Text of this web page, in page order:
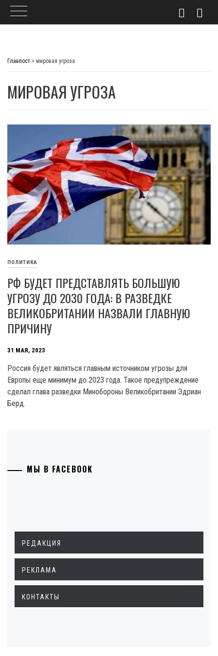
Главпост > мировая угроза
МИРОВАЯ УГРОЗА
ПОЛИТИКА
РФ БУДЕТ ПРЕДСТАВЛЯТЬ БОЛЬШУЮ
УГРОЗУ ДО 2030 ГОДА: В РАЗВЕДКЕ
ВЕЛИКОБРИТАНИИ НАЗВАЛИ ГЛАВНУЮ
ПРИЧИНУ
31 МАЯ, 2023
Россия будет являться главным источником угрозы для
Европы еще минимум до 2023 года. Такое предупреждение
сделал глава разведки Минобороны Великобритании Эдриан
Берд.
МЫ В FACEBOOK
РЕДАКЦИЯ
РЕКЛАМА
КОНТАКТЫ